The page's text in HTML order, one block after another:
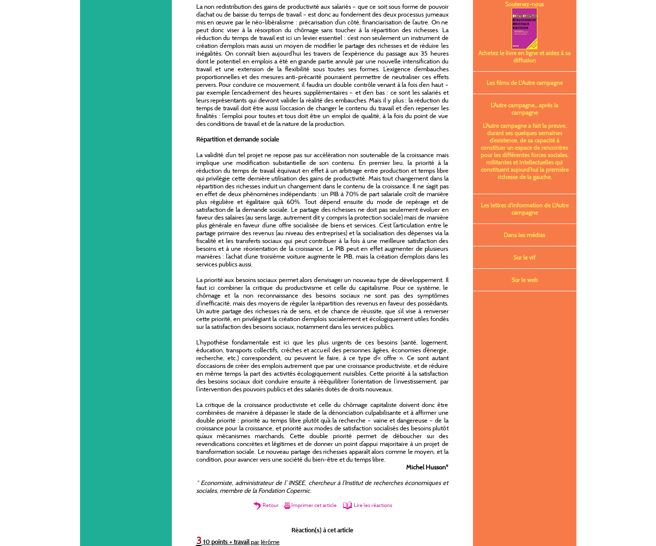
La non redistribution des gains de productivité aux salariés – que ce soit sous forme de pouvoir
d’achat ou de baisse du temps de travail – est donc au fondement des deux processus jumeaux
mis en œuvre par le néo-libéralisme : précarisation d’un côté, financiarisation de l’autre. On ne
peut donc viser à la résorption du chômage sans toucher à la répartition des richesses. La
réduction du temps de travail est ici un levier essentiel : c’est non seulement un instrument de
création d’emplois mais aussi un moyen de modifier le partage des richesses et de réduire les
inégalités. On connaît bien aujourd’hui les travers de l’expérience du passage aux 35 heures
dont le potentiel en emplois a été en grande partie annulé par une nouvelle intensification du
travail et une extension de la flexibilité sous toutes ses formes. L’exigence d’embauches
proportionnelles et des mesures anti-précarité pourraient permettre de neutraliser ces effets
pervers. Pour conduire ce mouvement, il faudra un double contrôle venant à la fois d’en haut –
par exemple l’encadrement des heures supplémentaires – et d’en bas : ce sont les salariés et
leurs représentants qui devront valider la réalité des embauches. Mais il y plus : la réduction du
temps de travail doit être aussi l’occasion de changer le contenu du travail et d’en repenser les
finalités : l’emploi pour toutes et tous doit être un emploi de qualité, à la fois du point de vue
des conditions de travail et de la nature de la production.
Répartition et demande sociale
La validité d’un tel projet ne repose pas sur accélération non soutenable de la croissance mais
implique une modification substantielle de son contenu. En premier lieu, la priorité à la
réduction du temps de travail équivaut en effet à un arbitrage entre production et temps libre
qui privilégie cette dernière utilisation des gains de productivité. Mais tout changement dans la
répartition des richesses induit un changement dans le contenu de la croissance. Il ne s’agit pas
en effet de deux phénomènes indépendants : un PIB à 70% de part salariale croît de manière
plus régulière et égalitaire qu’à 60%. Tout dépend ensuite du mode de repérage et de
satisfaction de la demande sociale. Le partage des richesses ne doit pas seulement évoluer en
faveur des salaires (au sens large, autrement dit y compris la protection sociale) mais de manière
plus générale en faveur d’une offre socialisée de biens et services. C’est l’articulation entre le
partage primaire des revenus (au niveau des entreprises) et la socialisation des dépenses via la
fiscalité et les transferts sociaux qui peut contribuer à la fois à une meilleure satisfaction des
besoins et à une réorientation de la croissance. Le PIB peut en effet augmenter de plusieurs
manières : l’achat d’une troisième voiture augmente le PIB, mais la création d’emplois dans les
services publics aussi.
La priorité aux besoins sociaux permet alors d’envisager un nouveau type de développement. Il
faut ici combiner la critique du productivisme et celle du capitalisme. Pour ce système, le
chômage et la non reconnaissance des besoins sociaux ne sont pas des symptômes
d’inefficacité, mais des moyens de réguler la répartition des revenus en faveur des possédants.
Un autre partage des richesses n’a de sens, et de chance de réussite, que s’il vise à renverser
cette priorité, en privilégiant la création d’emplois socialement et écologiquement utiles fondés
sur la satisfaction des besoins sociaux, notamment dans les services publics.
L’hypothèse fondamentale est ici que les plus urgents de ces besoins (santé, logement,
éducation, transports collectifs, crèches et accueil des personnes âgées, économies d’énergie,
recherche, etc.) correspondent, ou peuvent le faire, à ce type d’« offre ». Ce sont autant
d’occasions de créer des emplois autrement que par une croissance productiviste, et de réduire
en même temps la part des activités écologiquement nuisibles. Cette priorité à la satisfaction
des besoins sociaux doit conduire ensuite à rééquilibrer l’orientation de l’investissement, par
l’intervention des pouvoirs publics et des salariés dotés de droits nouveaux.
La critique de la croissance productiviste et celle du chômage capitaliste doivent donc être
combinées de manière à dépasser le stade de la dénonciation culpabilisante et à affirmer une
double priorité : priorité au temps libre plutôt qu’à la recherche – vaine et dangereuse – de la
croissance pour la croissance, et priorité aux modes de satisfaction socialisés des besoins plutôt
qu’aux mécanismes marchands. Cette double priorité permet de déboucher sur des
revendications concrètes et légitimes et de donner un point d’appui majoritaire à un projet de
transformation sociale. Le nouveau partage des richesses apparaît alors comme le moyen, et la
condition, pour avancer vers une société du bien-être et du temps libre.
Michel Husson*
*Economiste, administrateur de l’ INSEE, chercheur à l’Institut de recherches économiques et
sociales, membre de la Fondation Copernic.
Retour Imprimer cet article Lire les réactions
Réaction(s) à cet article
3 10 points + travailpar Jérôme
Soutenez-nous
Achetez le livre en ligne et aidez à sa
diffusion
Les films de L'Autre campagne
L’Autre campagne... après la
campagne
L’Autre campagne a fait la preuve,
durant ses quelques semaines
d’existence, de sa capacité à
constituer un espace de rencontres
pour les différentes forces sociales,
militantes et intellectuelles qui
constituent aujourd’hui la première
richesse de la gauche.
Les lettres d'information de L'Autre
campagne
Dans les médias
Sur le vif
Sur le web